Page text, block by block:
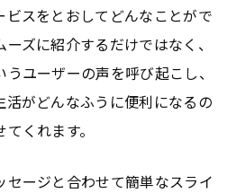
ビスをとおしてどんなことがで
ズに紹介するだけではなく、
うユーザーの声を呼び起こし、
活がどんなふうに便利になるの
くれます。
ージと合わせて簡単なスライ